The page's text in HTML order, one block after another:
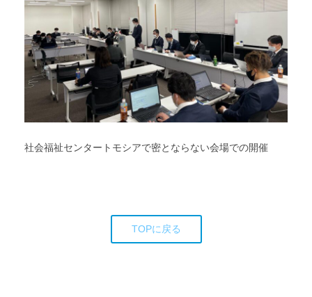
社会福祉センタートモシアで密とならない会場での開催
TOPに戻る